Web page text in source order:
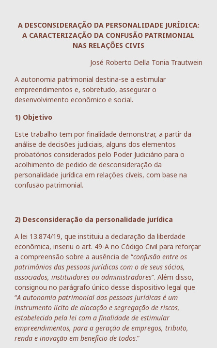
A DESCONSIDERAÇÃO DA PERSONALIDADE JURÍDICA:
A CARACTERIZAÇÃO DA CONFUSÃO PATRIMONIAL
NAS RELAÇÕES CIVIS
José Roberto Della Tonia Trautwein
A autonomia patrimonial destina-se a estimular
empreendimentos e, sobretudo, assegurar o
desenvolvimento econômico e social.
1) Objetivo
Este trabalho tem por finalidade demonstrar, a partir da
análise de decisões judiciais, alguns dos elementos
probatórios considerados pelo Poder Judiciário para o
acolhimento de pedido de desconsideração da
personalidade jurídica em relações cíveis, com base na
confusão patrimonial.
2) Desconsideração da personalidade jurídica
A lei 13.874/19, que instituiu a declaração da liberdade
econômica, inseriu o art. 49-A no Código Civil para reforçar
a compreensão sobre a ausência de “confusão entre os
patrimônios das pessoas jurídicas com o de seus sócios,
associados, instituidores ou administradores“. Além disso,
consignou no parágrafo único desse dispositivo legal que
“A autonomia patrimonial das pessoas jurídicas é um
instrumento lícito de alocação e segregação de riscos,
estabelecido pela lei com a finalidade de estimular
empreendimentos, para a geração de empregos, tributo,
renda e inovação em benefício de todos.”